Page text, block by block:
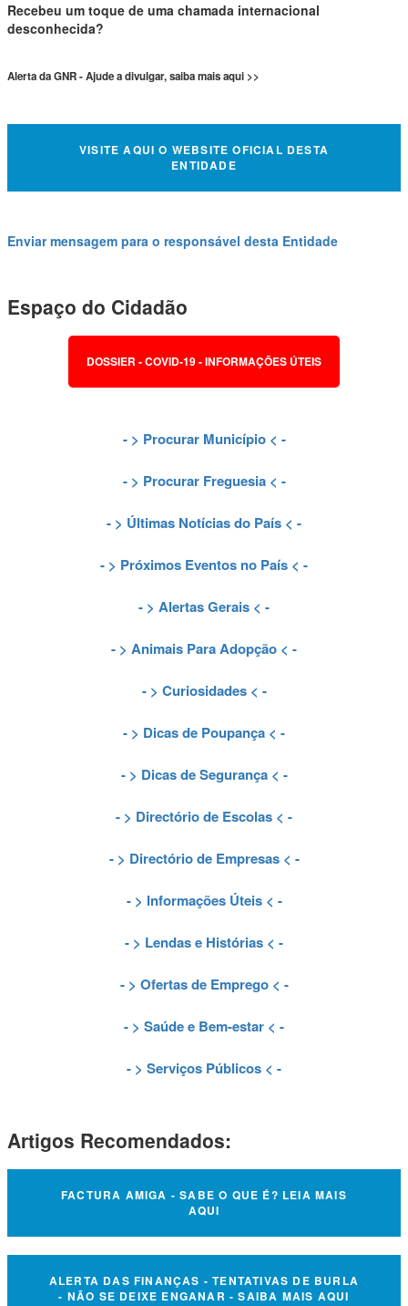
Recebeu um toque de uma chamada internacional
desconhecida?
Alerta da GNR - Ajude a divulgar, saiba mais aqui >>
VISITE AQUI O WEBSITE OFICIAL DESTA
ENTIDADE
Enviar mensagem para o responsável desta Entidade
Espaço do Cidadão
DOSSIER - COVID-19 - INFORMAÇÕES ÚTEIS
- > Procurar Município< -
- > Procurar Freguesia< -
- > Últimas Notícias do País < -
- > Próximos Eventos no País < -
- > Alertas Gerais < -
- > Animais Para Adopção < -
- > Curiosidades< -
- > Dicas de Poupança < -
- > Dicas de Segurança< -
- > Directório de Escolas < -
- > Directório de Empresas< -
- > Informações Úteis< -
- > Lendas e Histórias < -
- > Ofertas de Emprego< -
- > Saúde e Bem-estar < -
- > Serviços Públicos < -
Artigos Recomendados:
FACTURA AMIGA - SABE O QUE É? LEIA MAIS
AQUI
ALERTA DAS FINANÇAS - TENTATIVAS DE BURLA
- NÃO SE DEIXE ENGANAR - SAIBA MAIS AQUI